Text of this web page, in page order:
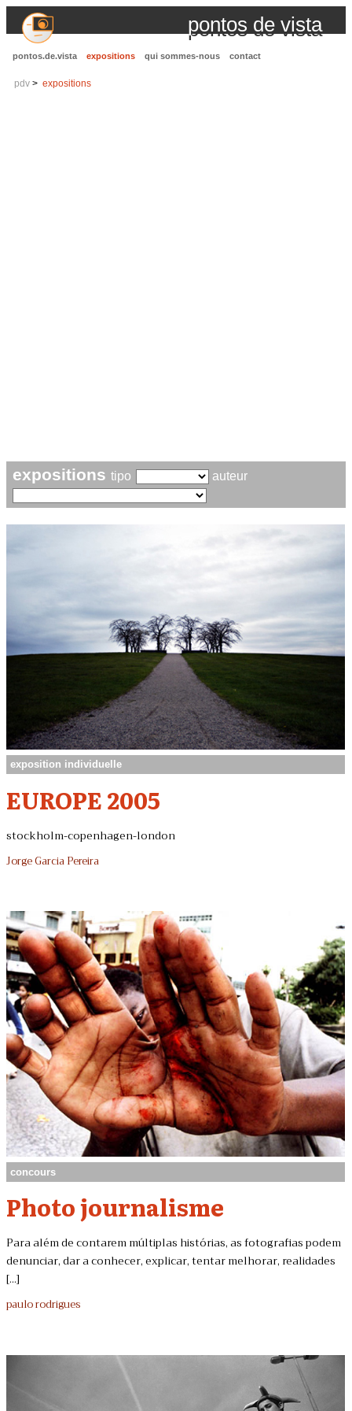
pontos de vista
pontos.de.vista expositions qui sommes-nous contact
pdv expositions
expositions tipo auteur
exposition individuelle
EUROPE 2005
stockholm-copenhagen-london
Jorge Garcia Pereira
concours
Photo journalisme
Para além de contarem múltiplas histórias, as fotografias podem
denunciar, dar a conhecer, explicar, tentar melhorar, realidades
[...]
paulo rodrigues